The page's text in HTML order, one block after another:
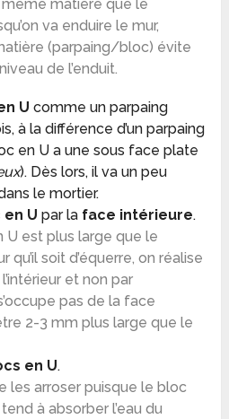
même matière que le
va enduire le mur,
(parpaing/bloc) évite
de l’enduit.
U comme un parpaing
à la différence d’un parpaing
en U a une sous face plate
). Dès lors, il va un peu
le mortier.
U par la face intérieure.
U est plus large que le
qu’il soit d’équerre, on réalise
et non par
pas de la face
2-3 mm plus large que le
en U.
les arroser puisque le bloc
à absorber l’eau du